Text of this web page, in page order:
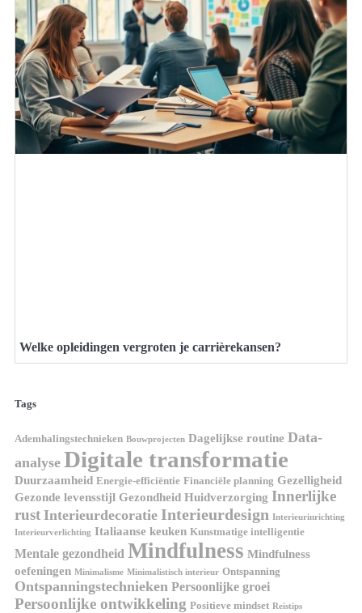
Welke opleidingen vergroten je carrièrekansen?
Tags
Ademhalingstechnieken Bouwprojecten Dagelijkse routine Data-
analyse Digitale transformatie
Duurzaamheid Energie-efficiëntie Financiële planning Gezelligheid
Gezonde levensstijl Gezondheid Huidverzorging Innerlijke
rust Interieurdecoratie Interieurdesign Interieurinrichting
Interieurverlichting Italiaanse keuken Kunstmatige intelligentie
Mentale gezondheid Mindfulness Mindfulness
oefeningen Minimalisme Minimalistisch interieur Ontspanning
Ontspanningstechnieken Persoonlijke groei
Persoonlijke ontwikkeling Positieve mindset Reistips